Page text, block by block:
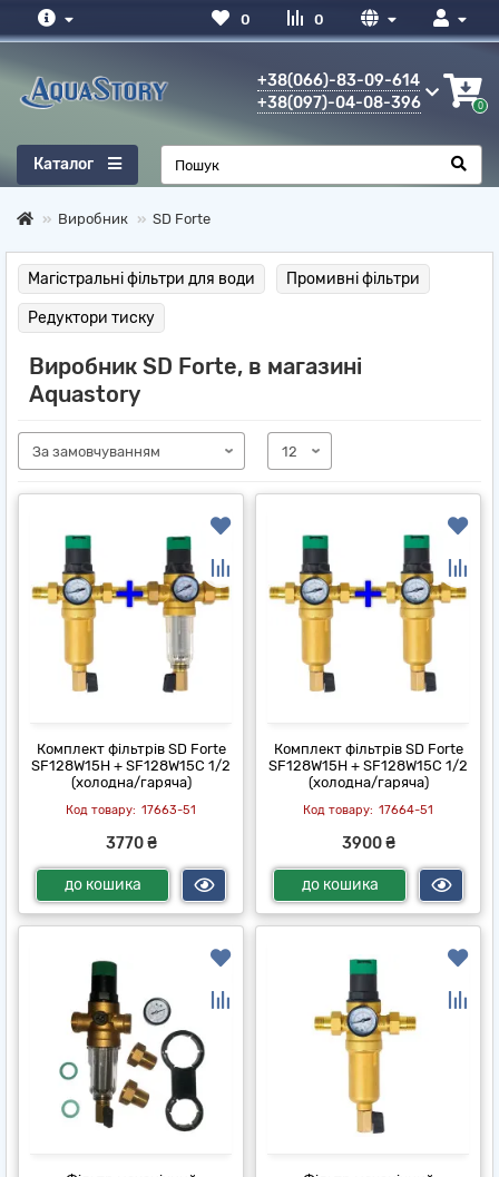
0
0
+38(066)-83-09-614
+38(097)-04-08-396
0
Каталог
Виробник SD Forte
Магістральні фільтри для води Промивні фільтри
Редуктори тиску
Виробник SD Forte, в магазині
Aquastory
Комплект фільтрів SD Forte
SF128W15H + SF128W15C 1/2
(холодна/гаряча)
17663-51
3770 ₴
до кошика
Комплект фільтрів SD Forte
SF128W15H + SF128W15C 1/2
(холодна/гаряча)
17664-51
3900 ₴
до кошика